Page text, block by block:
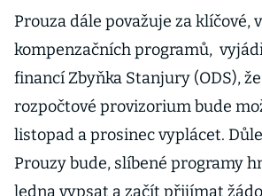
Prouza dále považuje za klíčové,
kompenzačních programů,
financí Zbyňka Stanjury (ODS),
rozpočtové provizorium bude
listopad a prosinec vyplácet.
Prouzy bude, slíbené programy
ledna vypsat a začít přijímat